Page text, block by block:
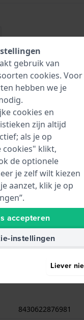
Winkelwagen
46 mm en is
Verder wordt het
8430622876981
gebruik van
cookies. Voor
hebben we je
cookies en
zijn altijd
als je op
cookies" klikt,
de optionele
je zelf wilt kiezen
aanzet, klik je op
accepteren
instellingen
Liever